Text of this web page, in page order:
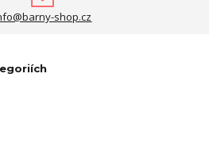
shop.cz